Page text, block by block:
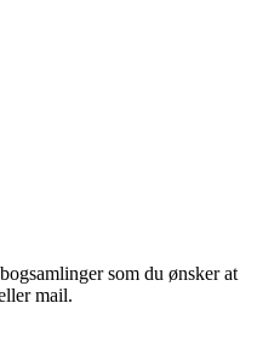
som du ønsker at
mail.